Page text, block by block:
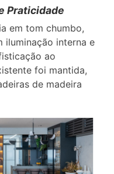
Praticidade
em tom chumbo,
iluminação interna e
ao
foi mantida,
de madeira